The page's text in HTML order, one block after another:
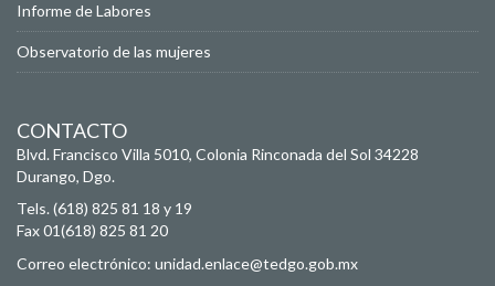
Informe de Labores
Observatorio de las mujeres
CONTACTO
Blvd. Francisco Villa 5010, Colonia Rinconada del Sol 34228
Durango, Dgo.
Tels. (618) 825 81 18 y 19
Fax 01(618) 825 81 20
Correo electrónico: unidad.enlace@tedgo.gob.mx